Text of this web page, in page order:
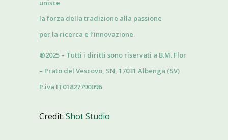
unisce
la forza della tradizione alla passione
per la ricerca e l’innovazione.
®2025 – Tutti i diritti sono riservati a B.M. Flor
– Prato del Vescovo, SN, 17031 Albenga (SV)
P.iva IT01827790096
Credit:Shot Studio